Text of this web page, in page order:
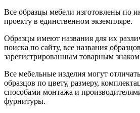
Все образцы мебели изготовлены по
проекту в единственном экземпляре.
Образцы имеют названия для их
поиска по сайту, все названия
зарегистрированным товарным
Все мебельные изделия могут
образцов по цвету, размеру,
способами монтажа и
фурнитуры.